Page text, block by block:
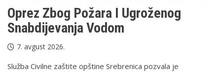
Oprez Zbog Požara I Ugroženog
Snabdijevanja Vodom
7. avgust 2026.
Služba Civilne zaštite opštine Srebrenica pozvala je